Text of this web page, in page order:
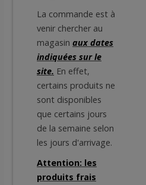
La commande est à
venir chercher au
magasin aux dates
indiquées sur le
site. En effet,
certains produits ne
sont disponibles
que certains jours
de la semaine selon
les jours d'arrivage.
Attention: les
produits frais